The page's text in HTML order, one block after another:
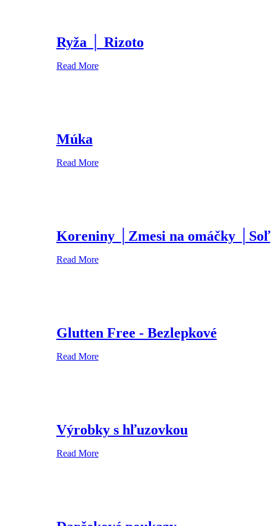
Ryža │ Rizoto
Read More
Múka
Read More
Koreniny │Zmesi na omáčky │Soľ
Read More
Glutten Free - Bezlepkové
Read More
Výrobky s hľuzovkou
Read More